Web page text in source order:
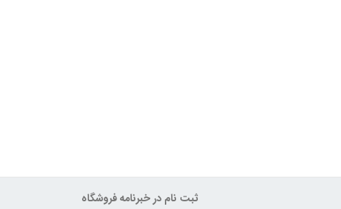
ثبت نام در خبرنامه فروشگاه